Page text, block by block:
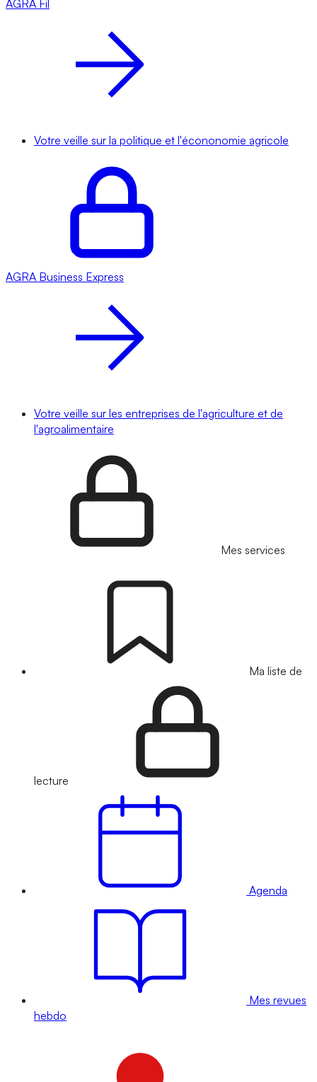
AGRA Fil
Votre veille sur la politique et l'écononomie agricole
AGRA Business Express
Votre veille sur les entreprises de l'agriculture et de
l'agroalimentaire
Mes services
Ma liste de
lecture
Agenda
Mes revues
hebdo